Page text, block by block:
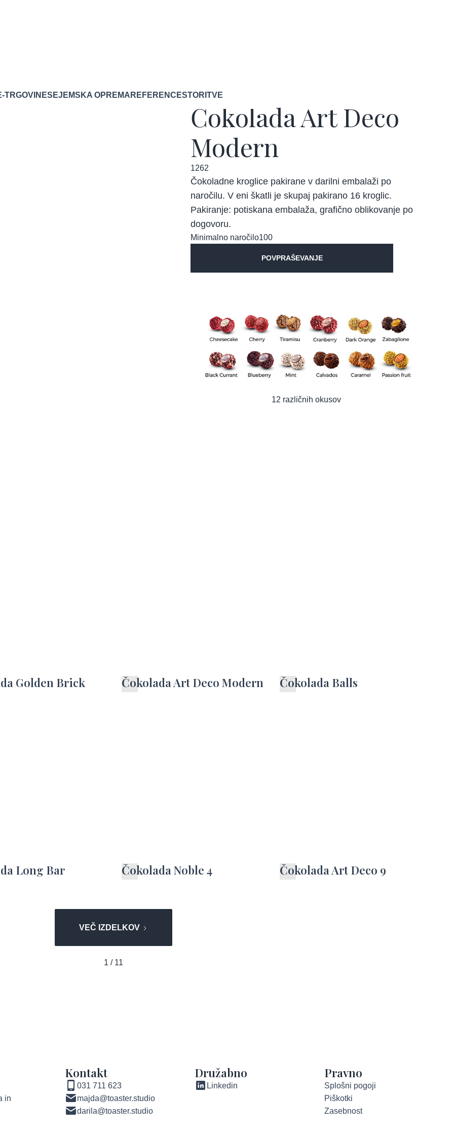
TRGOVINESEJEMSKA OPREMA REFERENCESTORITVE
Čokolada Art Deco
Modern
1262
Čokoladne kroglice pakirane v darilni embalaži po
naročilu. V eni škatli je skupaj pakirano 16 kroglic.
Pakiranje: potiskana embalaža, grafično oblikovanje po
dogovoru.
Minimalno naročilo100
POVPRAŠEVANJE
12 različnih okusov
Golden Brick Čokolada Art Deco Modern Čokolada Balls
Long Bar Čokolada Noble 4 Čokolada Art Deco 9
VEČ IZDELKOV
1 / 11
in
Kontakt
031 711 623
majda@toaster.studio
darila@toaster.studio
Družabno
Linkedin
Pravno
Splošni pogoji
Piškotki
Zasebnost